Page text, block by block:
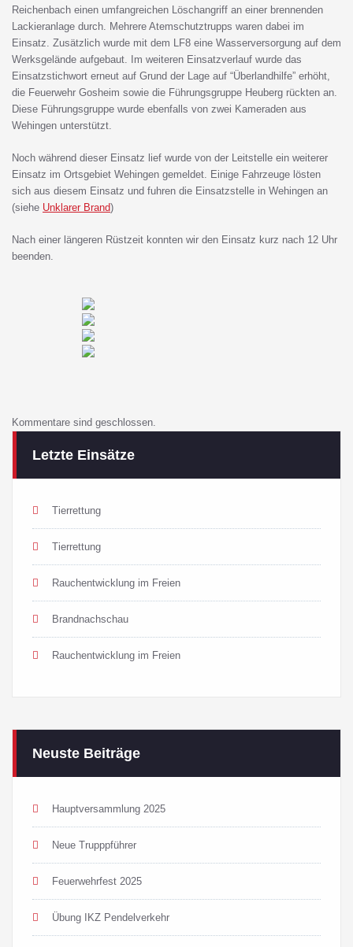
Reichenbach einen umfangreichen Löschangriff an einer brennenden
Lackieranlage durch. Mehrere Atemschutztrupps waren dabei im
Einsatz. Zusätzlich wurde mit dem LF8 eine Wasserversorgung auf dem
Werksgelände aufgebaut. Im weiteren Einsatzverlauf wurde das
Einsatzstichwort erneut auf Grund der Lage auf “Überlandhilfe” erhöht,
die Feuerwehr Gosheim sowie die Führungsgruppe Heuberg rückten an.
Diese Führungsgruppe wurde ebenfalls von zwei Kameraden aus
Wehingen unterstützt.
Noch während dieser Einsatz lief wurde von der Leitstelle ein weiterer
Einsatz im Ortsgebiet Wehingen gemeldet. Einige Fahrzeuge lösten
sich aus diesem Einsatz und fuhren die Einsatzstelle in Wehingen an
(siehe Unklarer Brand)
Nach einer längeren Rüstzeit konnten wir den Einsatz kurz nach 12 Uhr
beenden.
Kommentare sind geschlossen.
Letzte Einsätze
Tierrettung
Tierrettung
Rauchentwicklung im Freien
Brandnachschau
Rauchentwicklung im Freien
Neuste Beiträge
Hauptversammlung 2025
Neue Trupppführer
Feuerwehrfest 2025
Übung IKZ Pendelverkehr